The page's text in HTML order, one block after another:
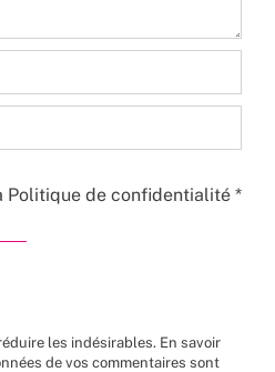
Politique de confidentialité *
les indésirables. En savoir
de vos commentaires sont